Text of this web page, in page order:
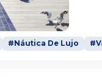
#Náutica De Lujo